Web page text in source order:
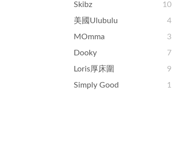
Skibz
10
美國ulubulu
4
MOmma
3
Dooky
7
Loris厚床圍
9
Simply Good
1